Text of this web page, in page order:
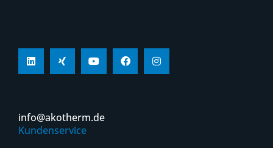
info@akotherm.de
Kundenservice